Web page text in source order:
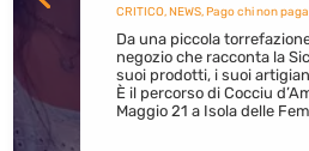
CRITICO,NEWS,Pago chi non paga
Da una piccola
negozio che racconta la
suoi prodotti, i suoi
È il percorso di Cocciu
Maggio 21 a Isola delle